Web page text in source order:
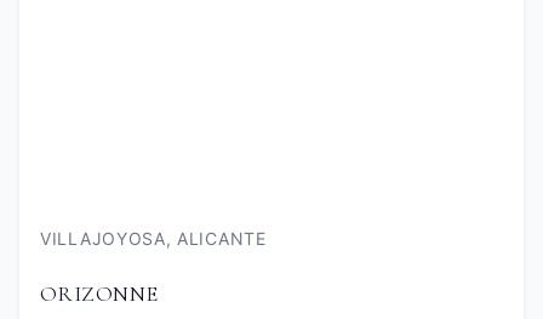
VILLAJOYOSA, ALICANTE
ORIZONNE